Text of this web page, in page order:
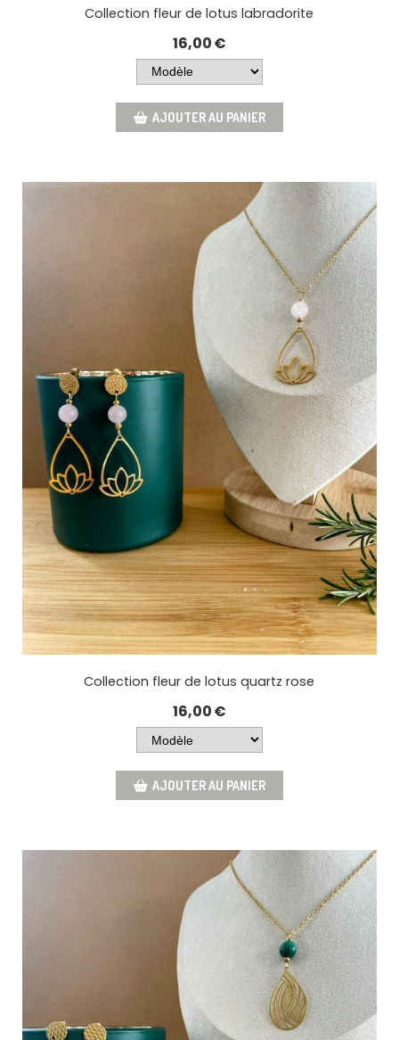
Collection fleur de lotus labradorite
16,00€
AJOUTER AU PANIER
Collection fleur de lotus quartz rose
16,00€
AJOUTER AU PANIER